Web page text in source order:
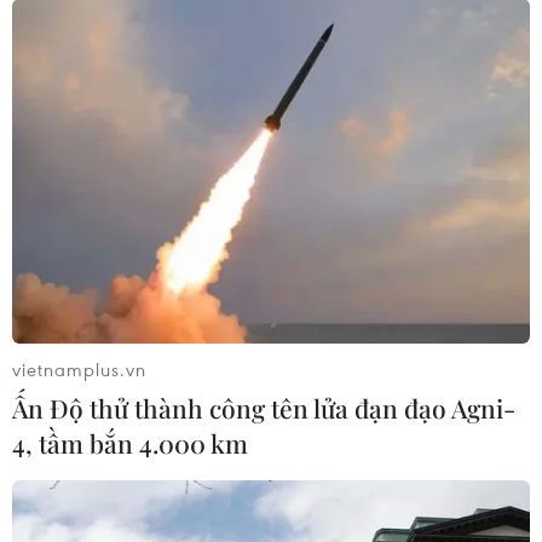
OpenAI ra mắt các công cụ Codex
mới dành cho công việc văn phòng
Nvidia ra mắt chip dành cho laptop
chạy Windows trong kỷ nguyên AI
01/06/2026 12:06
Xem thêm
vietnamplus.vn
Ấn Độ thử thành công tên lửa đạn đạo Agni-
4, tầm bắn 4.000 km